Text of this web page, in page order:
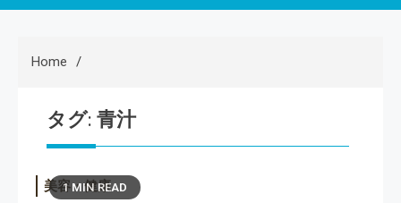
Home
タグ: 青汁
1 MIN READ
美容・健康